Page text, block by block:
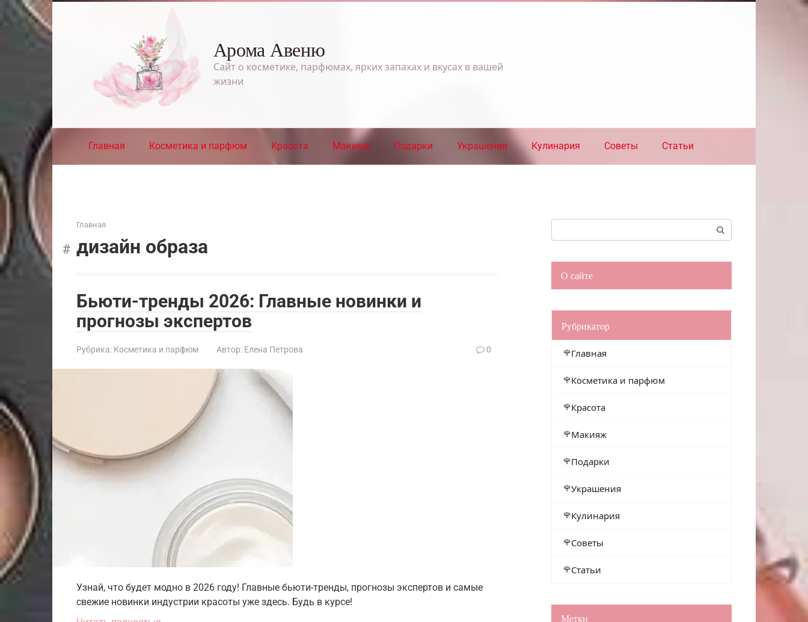
Перейти
к
контенту
Арома Авеню
Сайт о косметике, парфюмах, ярких запахах и вкусах в вашей
жизни
Главная Косметика и парфюм Красота Макияж Подарки Украшения Кулинария Советы Статьи
Главная
дизайн образа
Бьюти-тренды 2026: Главные новинки и
прогнозы экспертов
Рубрика: Косметика и парфюм Автор: Елена Петрова 0
Узнай, что будет модно в 2026 году! Главные бьюти-тренды, прогнозы экспертов и самые
свежие новинки индустрии красоты уже здесь. Будь в курсе!
О сайте
Рубрикатор
Главная
Косметика и парфюм
Красота
Макияж
Подарки
Украшения
Кулинария
Советы
Статьи
Метки